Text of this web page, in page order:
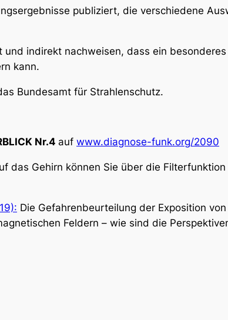
publiziert, die verschiedene
indirekt nachweisen, dass ein besonderes
kann.
Bundesamt für Strahlenschutz.
Nr.4 auf www.diagnose-funk.org/2090
das Gehirn können Sie über die
Die Gefahrenbeurteilung der Exposition
Feldern – wie sind die